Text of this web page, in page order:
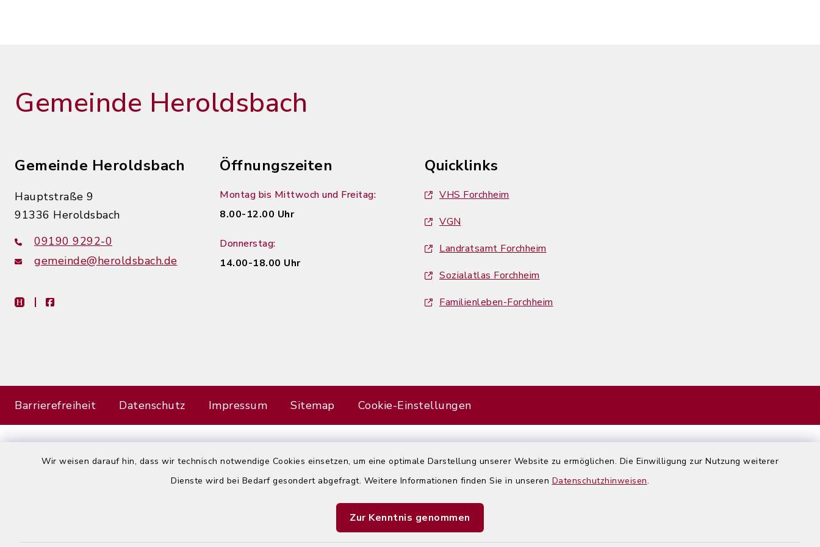
Wir weisen darauf hin, dass wir technisch notwendige Cookies einsetzen, um eine optimale Darstellung unserer Website zu ermöglichen. Die Einwilligung zur Nutzung weiterer
Dienste wird bei Bedarf gesondert abgefragt. Weitere Informationen finden Sie in unseren Datenschutzhinweisen.
Zur Kenntnis genommen
Gemeinde Heroldsbach
Gemeinde Heroldsbach
Hauptstraße 9
91336 Heroldsbach
09190 9292-0
gemeinde@heroldsbach.de
heimat-infofacebook
Öffnungszeiten
Montag bis Mittwoch und Freitag:
8.00-12.00 Uhr
Donnerstag:
14.00-18.00 Uhr
Quicklinks
VHS Forchheim
VGN
Landratsamt Forchheim
Sozialatlas Forchheim
Familienleben-Forchheim
Barrierefreiheit Datenschutz Impressum Sitemap Cookie-Einstellungen
Error
Failed to load assistant data
Refresh Page